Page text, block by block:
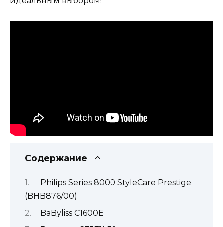
Содержание
Philips Series 8000 StyleCare Prestige
(BHB876/00)
BaByliss C1600E